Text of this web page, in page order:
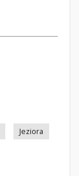
Jeziora